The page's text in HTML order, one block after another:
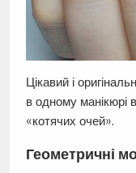
Цікавий і
в одному манікюрі
«котячих очей».
Геометричні